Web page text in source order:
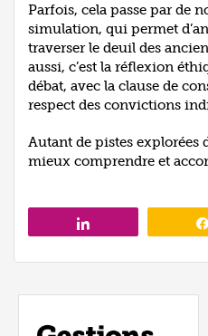
Parfois, cela passe par de
simulation, qui permet
traverser le deuil des
aussi, c’est la réflexion
débat, avec la clause de
respect des convictions
Autant de pistes explorées
mieux comprendre et